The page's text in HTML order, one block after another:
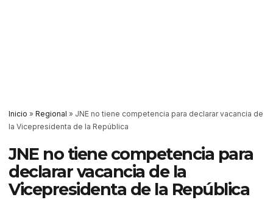
Inicio » Regional » JNE no tiene competencia para declarar vacancia de
la Vicepresidenta de la República
JNE no tiene competencia para
declarar vacancia de la
Vicepresidenta de la República